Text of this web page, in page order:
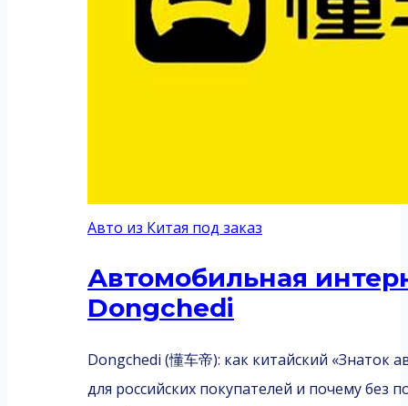
Авто из Китая под заказ
Автомобильная
Dongchedi
Dongchedi (懂车帝): как китайский «Знаток
для российских покупателей и почему без